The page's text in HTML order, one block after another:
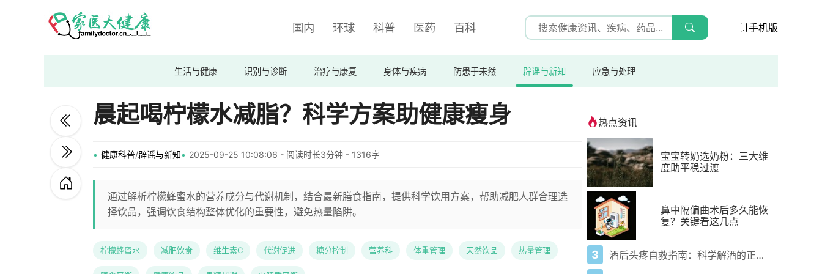
国内 环球 科普 医药 百科 手机版
生活与健康 识别与诊断 治疗与康复 身体与疾病 防患于未然 辟谣与新知 应急与处理
晨起喝柠檬水减脂？科学方案助健康瘦身
健康科普/辟谣与新知 2025-09-25 10:08:06 - 阅读时长3分钟 - 1316字
通过解析柠檬蜂蜜水的营养成分与代谢机制，结合最新膳食指南，提供科学饮用方案，帮助减肥人群合理选
择饮品，强调饮食结构整体优化的重要性，避免热量陷阱。
柠檬蜂蜜水 减肥饮食 维生素C 代谢促进 糖分控制 营养科 体重管理 天然饮品 热量管理
热点资讯
宝宝转奶选奶粉：三大维
度助平稳过渡
鼻中隔偏曲术后多久能恢
复？关键看这几点
3 酒后头疼自救指南：科学解酒的正确打开方式